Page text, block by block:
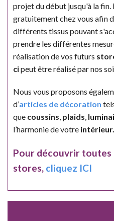
projet du début jusqu'à la fin.
gratuitement chez vous afin
différents tissus pouvant
prendre les différentes
réalisation de vos futurs
cipeut être réalisé par nos
Nous vous proposons
d’articles de décoration
que coussins, plaids,
l’harmonie de votre intérieur.
Pour découvrir toutes
stores, cliquez ICI